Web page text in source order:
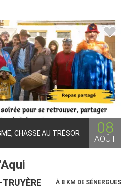
CHASSE AU TRÉSOR 08
AOÛT
À 8 KM DE SÉNERGUES